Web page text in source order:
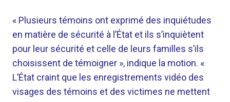
« Plusieurs témoins ont exprimé des inquiétudes
en matière de sécurité à l’État et ils s’inquiètent
pour leur sécurité et celle de leurs familles s’ils
choisissent de témoigner », indique la motion. «
L’État craint que les enregistrements vidéo des
visages des témoins et des victimes ne mettent